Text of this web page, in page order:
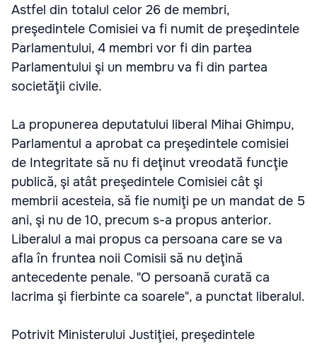
Astfel din totalul celor 26 de membri,
preşedintele Comisiei va fi numit de preşedintele
Parlamentului, 4 membri vor fi din partea
Parlamentului şi un membru va fi din partea
societăţii civile.
La propunerea deputatului liberal Mihai Ghimpu,
Parlamentul a aprobat ca preşedintele comisiei
de Integritate să nu fi deţinut vreodată funcţie
publică, şi atât preşedintele Comisiei cât şi
membrii acesteia, să fie numiţi pe un mandat de 5
ani, şi nu de 10, precum s-a propus anterior.
Liberalul a mai propus ca persoana care se va
afla în fruntea noii Comisii să nu deţină
antecedente penale. "O persoană curată ca
lacrima şi fierbinte ca soarele", a punctat liberalul.
Potrivit Ministerului Justiţiei, preşedintele